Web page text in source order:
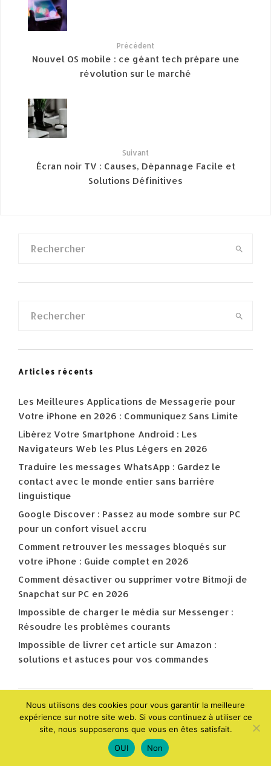
Précédent
Nouvel OS mobile : ce géant tech prépare une
révolution sur le marché
Suivant
Écran noir TV : Causes, Dépannage Facile et
Solutions Définitives
Articles récents
Les Meilleures Applications de Messagerie pour
Votre iPhone en 2026 : Communiquez Sans Limite
Libérez Votre Smartphone Android : Les
Navigateurs Web les Plus Légers en 2026
Traduire les messages WhatsApp : Gardez le
contact avec le monde entier sans barrière
linguistique
Google Discover : Passez au mode sombre sur PC
pour un confort visuel accru
Comment retrouver les messages bloqués sur
votre iPhone : Guide complet en 2026
Comment désactiver ou supprimer votre Bitmoji de
Snapchat sur PC en 2026
Impossible de charger le média sur Messenger :
Résoudre les problèmes courants
Impossible de livrer cet article sur Amazon :
solutions et astuces pour vos commandes
Search Posts
Nous utilisons des cookies pour vous garantir la meilleure
expérience sur notre site web. Si vous continuez à utiliser ce
site, nous supposerons que vous en êtes satisfait.
OUI
Non